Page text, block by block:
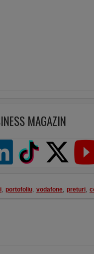
MAGAZIN
, portofoliu, vodafone, preturi,